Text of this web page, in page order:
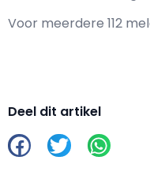
Voor meerdere 112
Deel dit artikel